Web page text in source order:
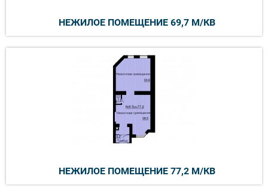
НЕЖИЛОЕ ПОМЕЩЕНИЕ 69,7 М/КВ
НЕЖИЛОЕ ПОМЕЩЕНИЕ 77,2 М/КВ